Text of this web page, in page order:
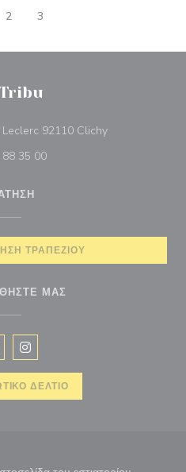
2 3
92110 Clichy((ανοίγει σε
35 00
ΤΡΑΠΕΖΙΟΎ
ΜΑΣ
((ανοίγει σε νέο
Instagram ((ανοίγει σε νέο
ΔΕΛΤΊΟ